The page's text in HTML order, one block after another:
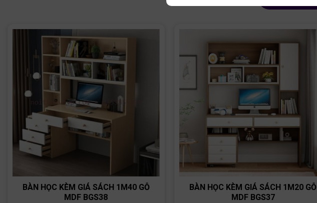
BÀN HỌC KÈM GIÁ SÁCH 1M40 GỖ
MDF BGS38
BÀN HỌC KÈM GIÁ SÁCH 1M20 GỖ
MDF BGS37